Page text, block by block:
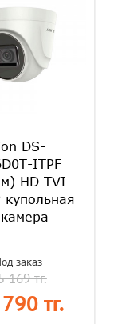
DS-
ITPF
HD TVI
купольная
заказ
169 тг.
тг.